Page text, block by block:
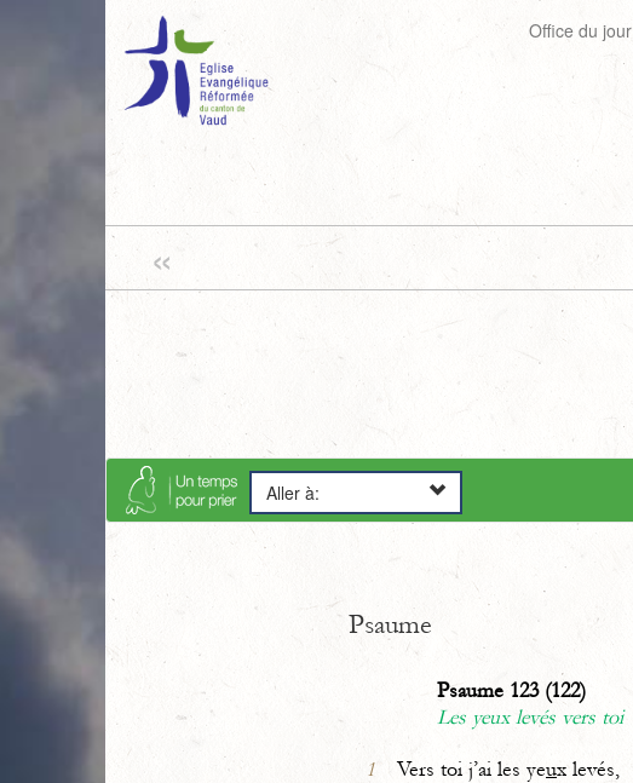
Office du jour
«
Aller à:
Psaume
Psaume 123 (122)
Les yeux levés vers toi
1 Vers toi j’ai les yeux levés,